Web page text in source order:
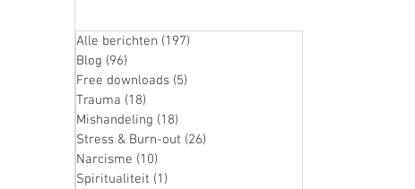
Alle berichten (197)
Blog (96)
Free downloads (5)
Trauma (18)
Mishandeling (18)
Stress & Burn-out (26)
Narcisme (10)
Spiritualiteit (1)